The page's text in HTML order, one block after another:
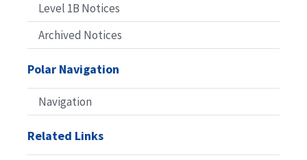
Level 1B Notices
Archived Notices
Polar Navigation
Navigation
Related Links